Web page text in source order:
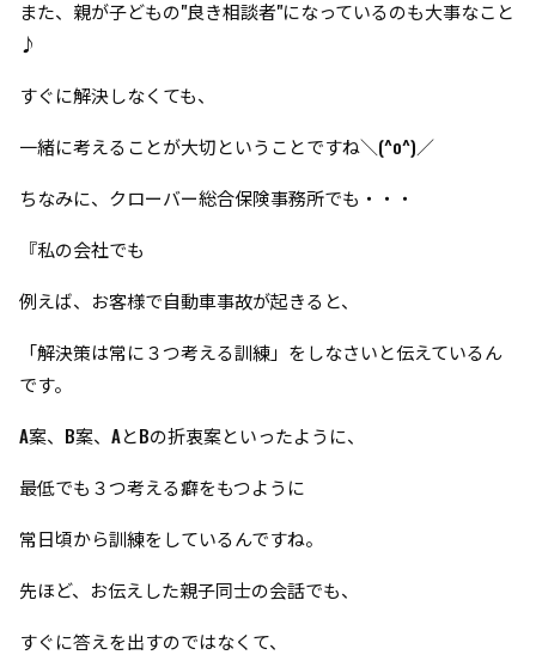
また、親が子どもの"良き相談者"になっているのも大事なこと
♪
すぐに解決しなくても、
一緒に考えることが大切ということですね＼(^o^)／
ちなみに、クローバー総合保険事務所でも・・・
『私の会社でも
例えば、お客様で自動車事故が起きると、
「解決策は常に３つ考える訓練」をしなさいと伝えているん
です。
A案、B案、AとBの折衷案といったように、
最低でも３つ考える癖をもつように
常日頃から訓練をしているんですね。
先ほど、お伝えした親子同士の会話でも、
すぐに答えを出すのではなくて、